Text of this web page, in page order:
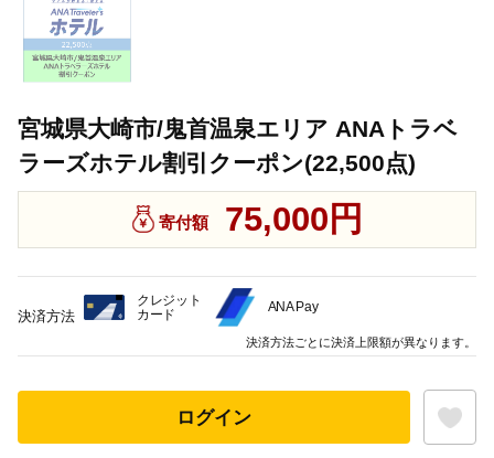
宮城県大崎市/鬼首温泉エリア ANAトラベ
ラーズホテル割引クーポン(22,500点)
寄付額 75,000円
ログイン
決済方法
クレジット
カード
ANA Pay
決済方法ごとに決済上限額が異なります。